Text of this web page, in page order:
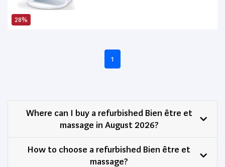
28%
1
Where can I buy a refurbished Bien être et
massage in August 2026?
How to choose a refurbished Bien être et
massage?